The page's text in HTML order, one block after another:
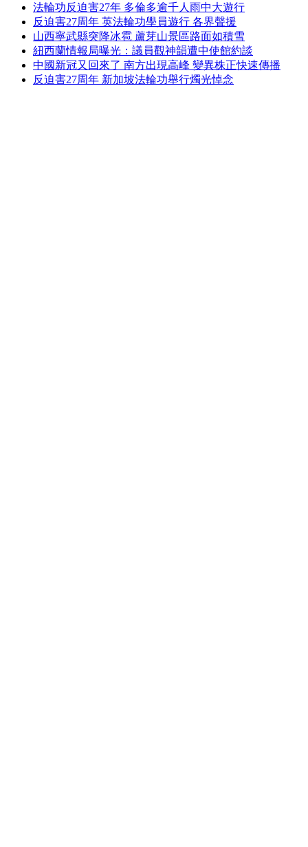
法輪功反迫害27年 多倫多逾千人雨中大遊行
反迫害27周年 英法輪功學員遊行 各界聲援
山西寧武縣突降冰雹 蘆芽山景區路面如積雪
紐西蘭情報局曝光：議員觀神韻遭中使館約談
中國新冠又回來了 南方出現高峰 變異株正快速傳播
反迫害27周年 新加坡法輪功舉行燭光悼念